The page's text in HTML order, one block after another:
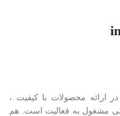
25 سال سابقه در ارائه محصولات با کيفيت ،
مشغول به فعاليت است. هم